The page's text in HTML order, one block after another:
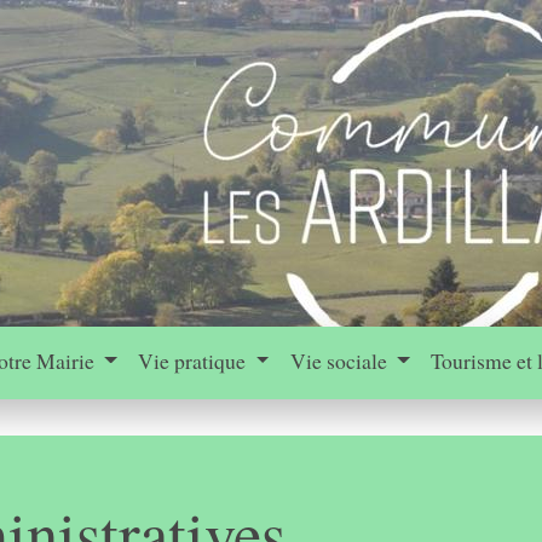
Mairie Vie pratique Vie sociale Tourisme et